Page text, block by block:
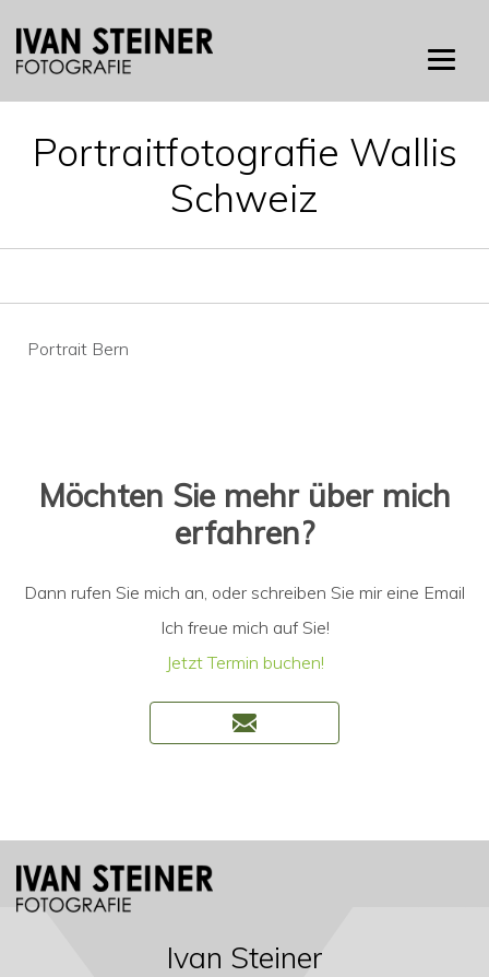
Portraitfotografie Wallis
Schweiz
Beitragsnavigation
Portrait Bern
Möchten Sie mehr über mich
erfahren?
Dann rufen Sie mich an, oder schreiben Sie mir eine Email
Ich freue mich auf Sie!
Jetzt Termin buchen!
Ivan Steiner